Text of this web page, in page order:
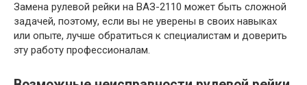
Замена рулевой рейки на ВАЗ-2110 может быть сложной
задачей, поэтому, если вы не уверены в своих навыках
или опыте, лучше обратиться к специалистам и доверить
эту работу профессионалам.